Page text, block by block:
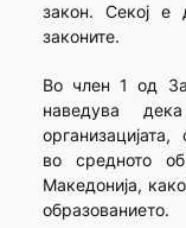
закон. Секој е
законите.
Во член 1 од
наведува
во средното
Македонија,
образованието.